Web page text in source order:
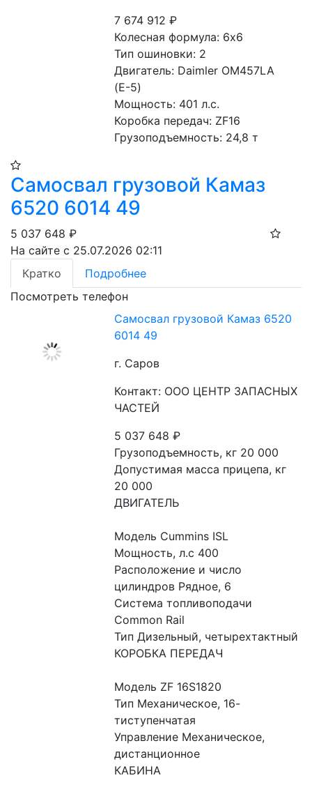
7 674 912₽
Колесная формула: 6x6
Тип ошиновки: 2
Двигатель: Daimler OM457LA
(Е-5)
Мощность: 401 л.с.
Коробка передач: ZF16
Грузоподъемность: 24,8 т
Самосвал грузовой Камаз
6520 6014 49
5 037 648 ₽
На сайте с 25.07.2026 02:11
Кратко
Подробнее
Посмотреть телефон
Самосвал грузовой Камаз 6520
6014 49
г. Саров
Контакт: ООО ЦЕНТР ЗАПАСНЫХ
ЧАСТЕЙ
5 037 648₽
Грузоподъемность, кг 20 000
Допустимая масса прицепа, кг
20 000
ДВИГАТЕЛЬ
Модель Cummins ISL
Мощность, л.с 400
Расположение и число
цилиндров Рядное, 6
Система топливоподачи
Common Rail
Тип Дизельный, четырехтактный
КОРОБКА ПЕРЕДАЧ
Модель ZF 16S1820
Тип Механическое, 16-
тиступенчатая
Управление Механическое,
дистанционное
КАБИНА